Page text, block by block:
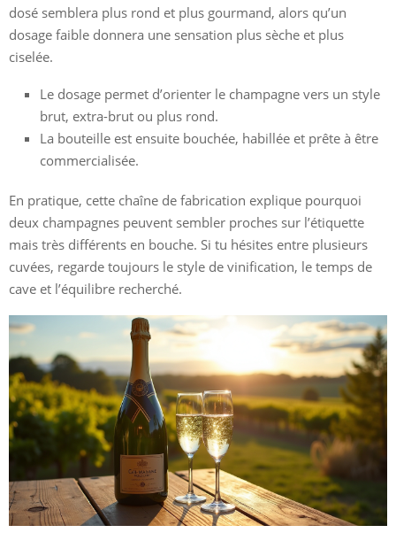
dosé semblera plus rond et plus gourmand, alors qu’un
dosage faible donnera une sensation plus sèche et plus
ciselée.
Le dosage permet d’orienter le champagne vers un style
brut, extra-brut ou plus rond.
La bouteille est ensuite bouchée, habillée et prête à être
commercialisée.
En pratique, cette chaîne de fabrication explique pourquoi
deux champagnes peuvent sembler proches sur l’étiquette
mais très différents en bouche. Si tu hésites entre plusieurs
cuvées, regarde toujours le style de vinification, le temps de
cave et l’équilibre recherché.